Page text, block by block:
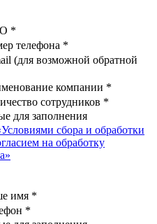
*
телефона *
(для возможной обратной
компании *
сотрудников *
для заполнения
сбора и обработки
на обработку
имя *
*